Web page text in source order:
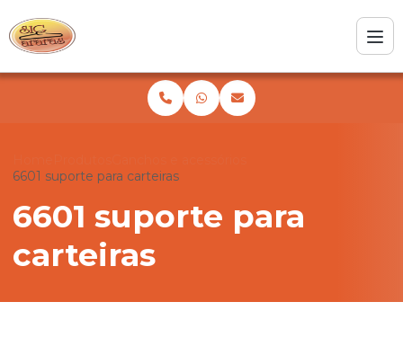
6601 suporte para carteiras
6601 suporte para
carteiras